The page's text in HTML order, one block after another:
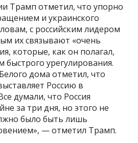
Трамп отметил, что упорно
и украинского
с российским лидером
их связывают «очень
которые, как он полагал,
быстрого урегулирования.
дома отметил, что
Россию в
думали, что Россия
за три дня, но этого не
было быть лишь
— отметил Трамп.